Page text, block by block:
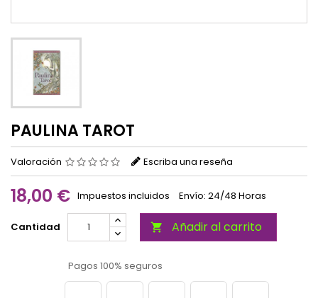
PAULINA TAROT
Valoración Escriba una reseña
18,00 € Impuestos incluidos Envío: 24/48 Horas
Cantidad  Añadir al carrito
Pagos 100% seguros